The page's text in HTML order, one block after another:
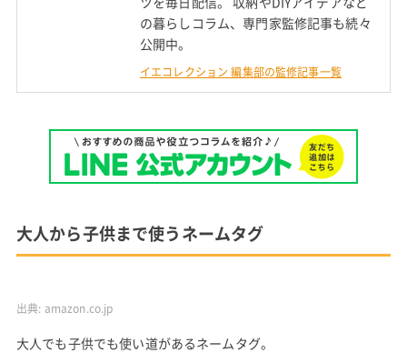
の暮らしコラム、専門家監修記事も続々
公開中。
イエコレクション 編集部の監修記事一覧
大人から子供まで使うネームタグ
出典: amazon.co.jp
大人でも子供でも使い道があるネームタグ。